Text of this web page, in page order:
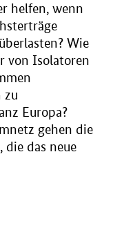
helfen, wenn
Wie
von Isolatoren
zu
Europa?
gehen die
die das neue